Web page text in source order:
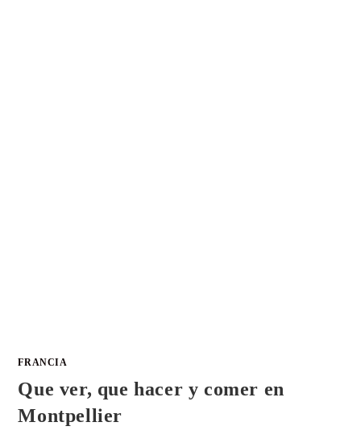
FRANCIA
Que ver, que hacer y comer en
Montpellier